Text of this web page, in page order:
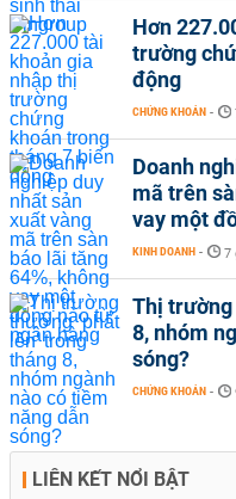
Hơn
trường
động
CHỨNG KHOÁN -
Doanh
mã trên
vay một
KINH DOANH - 7
Thị trường
8, nhóm
sóng?
CHỨNG KHOÁN -
LIÊN KẾT NỔI BẬT